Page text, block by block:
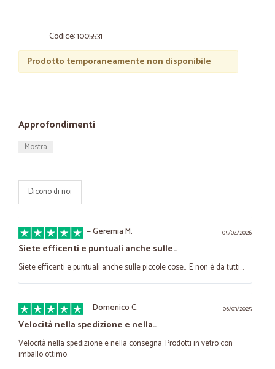
Codice: 1005531
Prodotto temporaneamente non disponibile
Approfondimenti
Mostra
Dicono di noi
05/04/2026
—Geremia M.
Siete efficenti e puntuali anche sulle…
Siete efficenti e puntuali anche sulle piccole cose... E non è da tutti...
06/03/2025
—Domenico C.
Velocità nella spedizione e nella…
Velocità nella spedizione e nella consegna. Prodotti in vetro con
imballo ottimo.